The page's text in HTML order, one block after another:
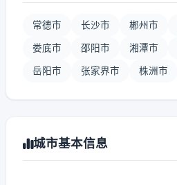
常德市 长沙市 郴州市
娄底市 邵阳市 湘潭市
岳阳市 张家界市 株洲市
城市基本信息